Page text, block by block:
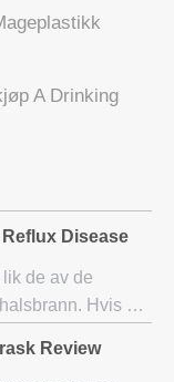
A Drinking
Disease
de av de
Hvis du
Review